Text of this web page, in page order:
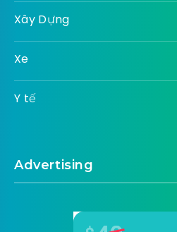
Xây Dựng
Xe
Y tế
Advertising